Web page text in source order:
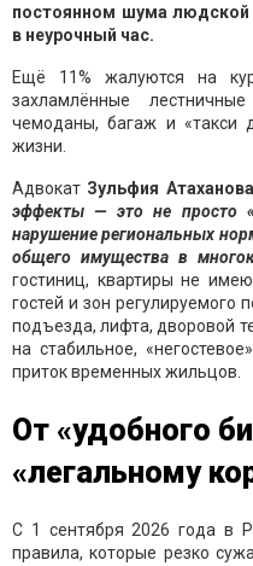
постоянном шума
в неурочный час.
Ещё 11% жалуются на
захламлённые
чемоданы, багаж и «такси
жизни.
Адвокат Зульфия Атаханова
эффекты — это не просто
нарушение региональных
общего имущества в
гостиниц, квартиры не
гостей и зон регулируемого
подъезда, лифта, дворовой
на стабильное,
приток временных жильцов.
От «удобного
«легальному
С 1 сентября 2026 года в
правила, которые резко